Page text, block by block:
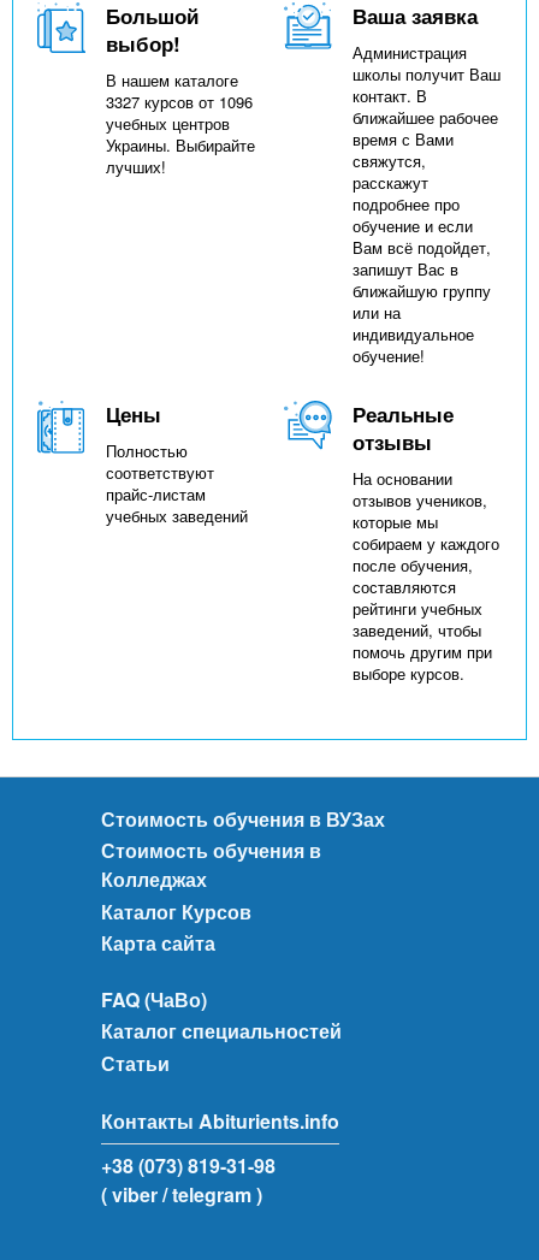
Большой
выбор!
В нашем каталоге
3327 курсов от 1096
учебных центров
Украины. Выбирайте
лучших!
Ваша заявка
Администрация
школы получит Ваш
контакт. В
ближайшее рабочее
время с Вами
свяжутся,
расскажут
подробнее про
обучение и если
Вам всё подойдет,
запишут Вас в
ближайшую группу
или на
индивидуальное
обучение!
Цены
Полностью
соответствуют
прайс-листам
учебных заведений
Реальные
отзывы
На основании
отзывов учеников,
которые мы
собираем у каждого
после обучения,
составляются
рейтинги учебных
заведений, чтобы
помочь другим при
выборе курсов.
Стоимость обучения в ВУЗах
Стоимость обучения в
Колледжах
Каталог Курсов
Карта сайта
FAQ (ЧаВо)
Каталог специальностей
Статьи
Контакты Abiturients.info
+38 (073) 819-31-98
( viber/ telegram )